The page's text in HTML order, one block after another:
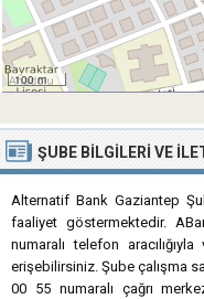
100 m
ŞUBE BILGILERI VE
Alternatif Bank Gaziantep
faaliyet göstermektedir.
numaralı telefon
erişebilirsiniz. Şube çalışma
00 55 numaralı çağrı